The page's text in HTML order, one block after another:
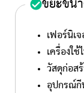
ขยะขน
เฟอร์นิเจ
เครื่องใ
วัสดุก่อส
อุปกรณ์กี